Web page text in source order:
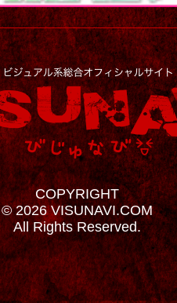
COPYRIGHT
© 2026 VISUNAVI.COM
All Rights Reserved.